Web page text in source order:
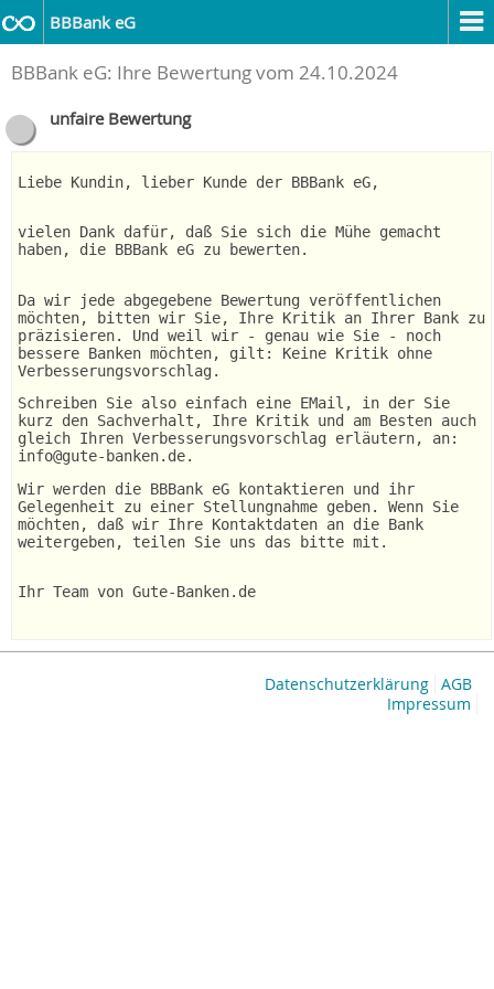
BBBank eG
BBBank eG: Ihre Bewertung vom 24.10.2024
unfaire Bewertung
Liebe Kundin, lieber Kunde der BBBank eG,
vielen Dank dafür, daß Sie sich die Mühe gemacht
haben, die BBBank eG zu bewerten.
Da wir jede abgegebene Bewertung veröffentlichen
möchten, bitten wir Sie, Ihre Kritik an Ihrer Bank zu
präzisieren. Und weil wir - genau wie Sie - noch
bessere Banken möchten, gilt: Keine Kritik ohne
Verbesserungsvorschlag.
Schreiben Sie also einfach eine EMail, in der Sie
kurz den Sachverhalt, Ihre Kritik und am Besten auch
gleich Ihren Verbesserungsvorschlag erläutern, an:
info@gute-banken.de.
Wir werden die BBBank eG kontaktieren und ihr
Gelegenheit zu einer Stellungnahme geben. Wenn Sie
möchten, daß wir Ihre Kontaktdaten an die Bank
weitergeben, teilen Sie uns das bitte mit.
Ihr Team von Gute-Banken.de
AGB
Datenschutzerklärung
Impressum